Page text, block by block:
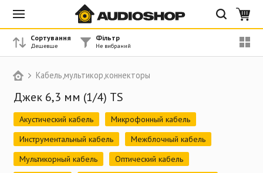
Кабель,мультикор,коннекторы
Джек 6,3 мм (1/4) TS
Акустический кабель
Микрофонный кабель
Инструментальный кабель
Межблочный кабель
Мультикорный кабель
Оптический кабель
Сортування Фільтр